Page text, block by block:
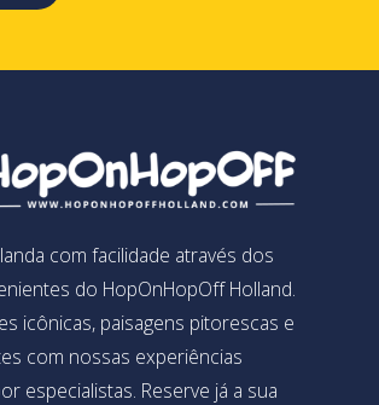
com facilidade através dos
do HopOnHopOff Holland.
icônicas, paisagens pitorescas e
com nossas experiências
especialistas. Reserve já a sua